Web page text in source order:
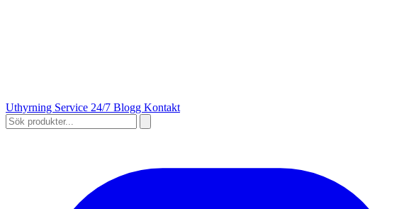
Uthyrning Service 24/7 Blogg Kontakt